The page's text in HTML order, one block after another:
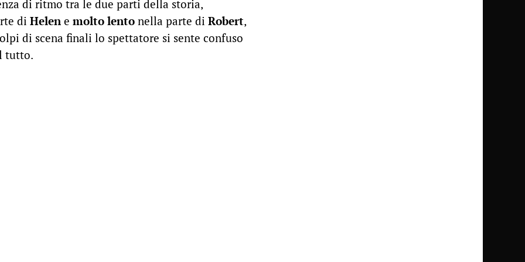
di ritmo tra le due parti della storia,
di Helen e molto lento nella parte di Robert,
di scena finali lo spettatore si sente confuso
tutto.